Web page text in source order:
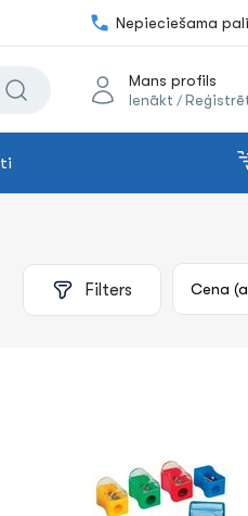
Nepieciešama
Mans profils
Ienākt /
Filters